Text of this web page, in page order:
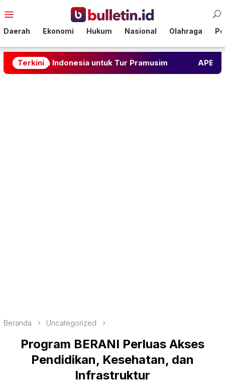
ke
Mobile
Daerah Ekonomi Hukum Nasional Olahraga
Terkiniuntuk Tur Pramusim APBN Tanggung
Beranda Uncategorized
Program BERANI Perluas Akses
Pendidikan, Kesehatan, dan
Infrastruktur